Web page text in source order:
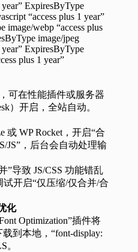
year” ExpiresByType
“access plus 1 year”
image/webp “access plus
image/jpeg
year” ExpiresByType
plus 1 year”
可在性能插件或服务器
）开启，全站自动。
或 WP Rocket，开启“合
JS”，后台会自动处理输
”导致 JS/CSS 功能错乱
试开启“仅压缩/仅合并/合
化
Optimization”插件将
到本地，“font-display:
。